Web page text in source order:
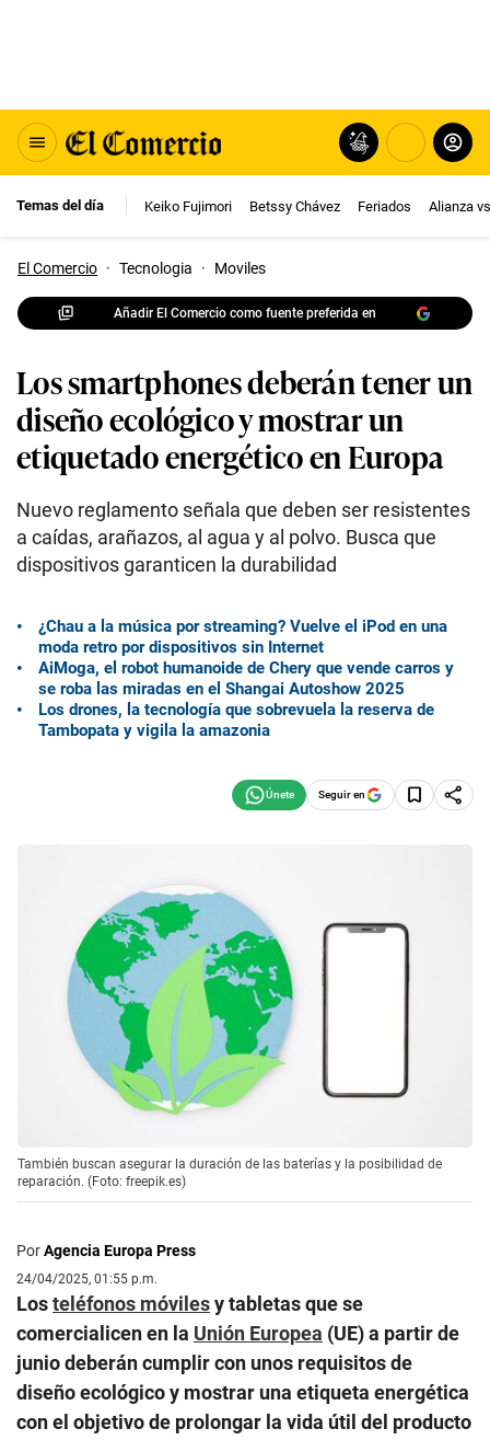
Temas del día Keiko Fujimori Betssy Chávez Feriados Alianza
El Comercio · Tecnologia · Moviles
Añadir El Comercio como fuente preferida en
Los smartphones deberán tener un
diseño ecológico y mostrar un
etiquetado energético en Europa
Nuevo reglamento señala que deben ser resistentes
a caídas, arañazos, al agua y al polvo. Busca que
dispositivos garanticen la durabilidad
¿Chau a la música por streaming? Vuelve el iPod en una
moda retro por dispositivos sin Internet
AiMoga, el robot humanoide de Chery que vende carros y
se roba las miradas en el Shangai Autoshow 2025
Los drones, la tecnología que sobrevuela la reserva de
Tambopata y vigila la amazonia
Seguir en
También buscan asegurar la duración de las baterías y la posibilidad de
reparación. (Foto: freepik.es)
PorAgencia Europa Press
24/04/2025, 01:55 p.m.
Losteléfonos móvilesy tabletas que se
comercialicen en la Unión Europea (UE) a partir de
junio deberán cumplir con unos requisitos de
diseño ecológico y mostrar una etiqueta energética
con el objetivo de prolongar la vida útil del producto